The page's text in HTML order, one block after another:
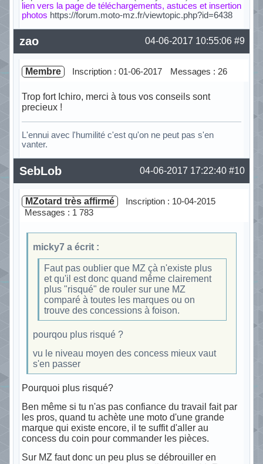
lien vers la page de téléchargements, astuces et insertion
photos https://forum.moto-mz.fr/viewtopic.php?id=6438
Hors ligne #9
04-06-2017 10:55:06
zao
Membre Inscription : 01-06-2017 Messages : 26
Trop fort Ichiro, merci à tous vos conseils sont
precieux !
L'ennui avec l'humilité c'est qu'on ne peut pas s'en
vanter.
Hors ligne #10
04-06-2017 17:22:40
SebLob
MZotard très affirmé
Inscription : 10-04-2015
Messages : 1 783
micky7 a écrit :
Faut pas oublier que MZ çà n'existe plus
et qu'il est donc quand même clairement
plus "risqué" de rouler sur une MZ
comparé à toutes les marques ou on
trouve des concessions à foison.
pourqou plus risqué ?
vu le niveau moyen des concess mieux vaut
s'en passer
Pourquoi plus risqué?
Ben même si tu n'as pas confiance du travail fait par
les pros, quand tu achète une moto d'une grande
marque qui existe encore, il te suffit d'aller au
concess du coin pour commander les pièces.
Sur MZ faut donc un peu plus se débrouiller en